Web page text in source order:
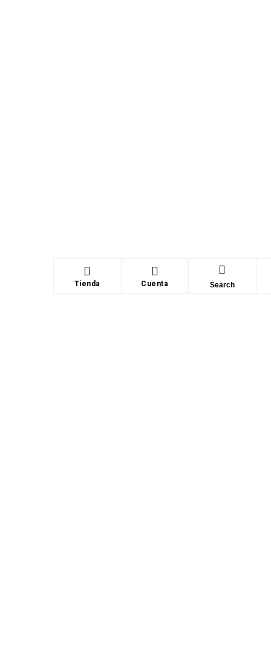
Tienda Cuenta Search